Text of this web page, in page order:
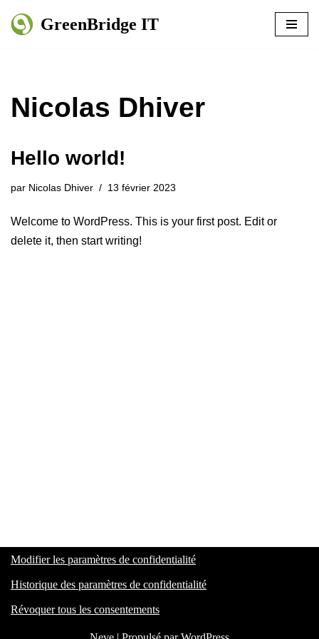
Aller
GreenBridge IT
Nicolas Dhiver
Hello world!
par Nicolas Dhiver 13 février 2023
Welcome to WordPress. This is your first post. Edit or
delete it, then start writing!
Modifier les paramètres de confidentialité
Historique des paramètres de confidentialité
Révoquer tous les consentements